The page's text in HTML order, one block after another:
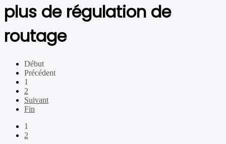
plus de régulation de
routage
Début
Précédent
1
2
Suivant
Fin
1
2